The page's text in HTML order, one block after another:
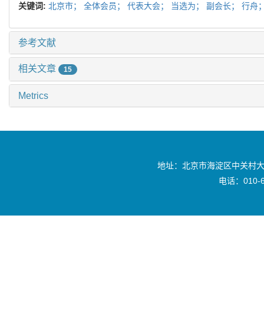
关键词: 北京市； 全体会员； 代表大会； 当选为； 副会长； 行舟
参考文献
相关文章 15
Metrics
地址：北京市海淀区中关村
电话：